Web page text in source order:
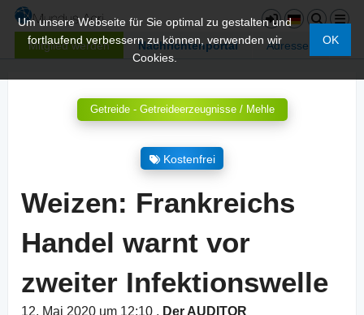
Mitglied werden Nachrichtenportal Adressen
Um unsere Webseite für Sie optimal zu gestalten und
fortlaufend verbessern zu können, verwenden wir
Cookies.
OK
Getreide - Getreideerzeugnisse / Mehle
Kostenfrei
Weizen: Frankreichs
Handel warnt vor
zweiter Infektionswelle
12. Mai 2020 um 12:10 , Der AUDITOR